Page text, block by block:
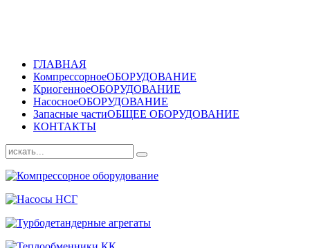
ГЛАВНАЯ
КомпрессорноеОБОРУДОВАНИЕ
КриогенноеОБОРУДОВАНИЕ
НасосноеОБОРУДОВАНИЕ
Запасные частиОБЩЕЕ ОБОРУДОВАНИЕ
КОНТАКТЫ